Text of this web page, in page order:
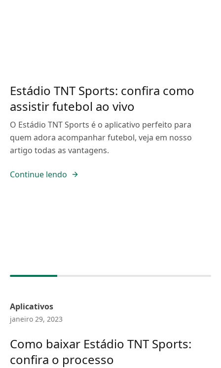
Estádio TNT Sports: confira como
assistir futebol ao vivo
O Estádio TNT Sports é o aplicativo perfeito para
quem adora acompanhar futebol, veja em nosso
artigo todas as vantagens.
Continue lendo
Aplicativos
janeiro 29, 2023
Como baixar Estádio TNT Sports:
confira o processo